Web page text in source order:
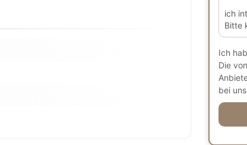
Ich
Die
bei